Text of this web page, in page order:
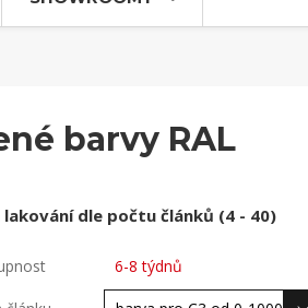
barvy RAL
lakování dle počtu článků (4 - 40)
6-8 týdnů